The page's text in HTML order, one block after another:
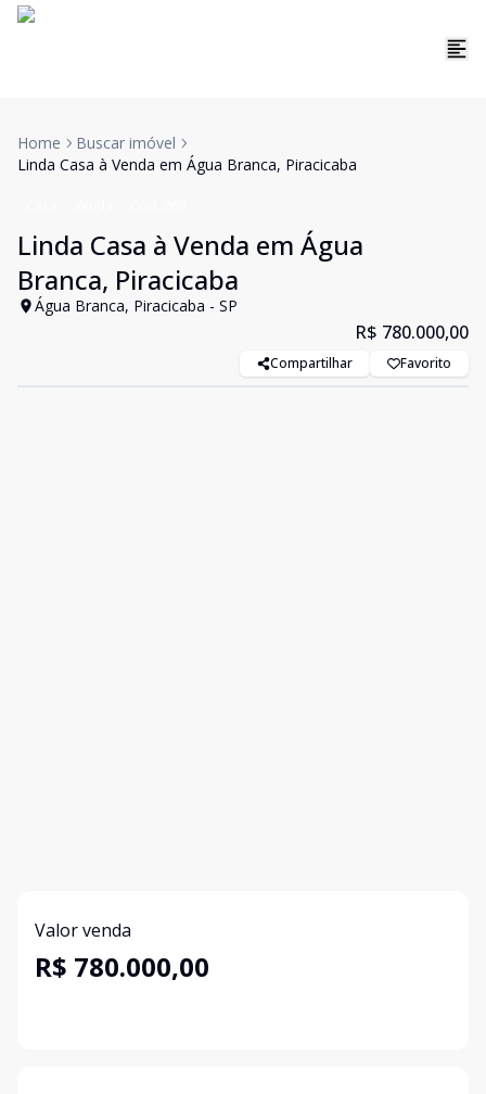
Home
Buscar imóvel
Linda Casa à Venda em Água Branca, Piracicaba
Linda Casa à Venda em Água
Branca, Piracicaba
Água Branca, Piracicaba - SP
R$ 780.000,00
Compartilhar Favorito
Valor venda
R$ 780.000,00